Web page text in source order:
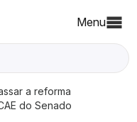
Menu
a reforma
do Senado